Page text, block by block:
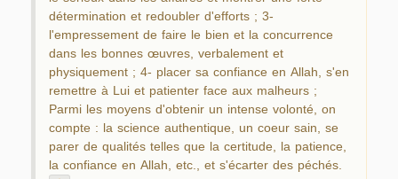
détermination et redoubler d'efforts ; 3-
l'empressement de faire le bien et la concurrence
dans les bonnes œuvres, verbalement et
physiquement ; 4- placer sa confiance en Allah, s'en
remettre à Lui et patienter face aux malheurs ;
Parmi les moyens d'obtenir un intense volonté, on
compte : la science authentique, un coeur sain, se
parer de qualités telles que la certitude, la patience,
la confiance en Allah, etc., et s'écarter des péchés.